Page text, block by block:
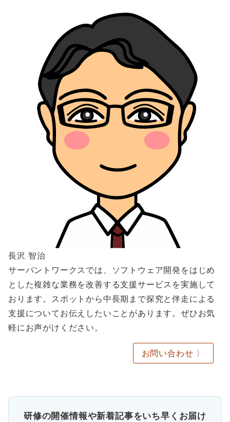
長沢 智治
サーバントワークスでは、ソフトウェア開発をはじめ
とした複雑な業務を改善する支援サービスを実施して
おります。スポットから中長期まで探究と伴走による
支援についてお伝えしたいことがあります。ぜひお気
軽にお声がけください。
お問い合わせ 〉
研修の開催情報や新着記事をいち早くお届け